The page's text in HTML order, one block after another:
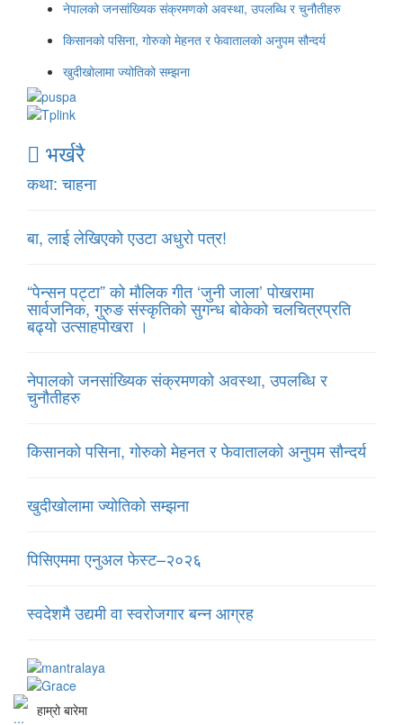
नेपालको जनसांख्यिक संक्रमणको अवस्था, उपलब्धि र चुनौतीहरु
किसानको पसिना, गोरुको मेहनत र फेवातालको अनुपम सौन्दर्य
खुदीखोलामा ज्योतिको सम्झना
भर्खरै
कथा: चाहना
बा, लाई लेखिएको एउटा अधुरो पत्र!
“पेन्सन पट्टा” को मौलिक गीत ‘जुनी जाला’ पोखरामा
सार्वजनिक, गुरुङ संस्कृतिको सुगन्ध बोकेको चलचित्रप्रति
बढ्यो उत्साहपोखरा ।
नेपालको जनसांख्यिक संक्रमणको अवस्था, उपलब्धि र
चुनौतीहरु
किसानको पसिना, गोरुको मेहनत र फेवातालको अनुपम सौन्दर्य
खुदीखोलामा ज्योतिको सम्झना
पिसिएममा एनुअल फेस्ट–२०२६
स्वदेशमै उद्यमी वा स्वरोजगार बन्न आग्रह
हाम्रो बारेमा